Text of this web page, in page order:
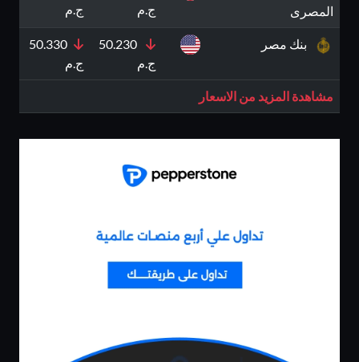
المصرى ج.م ج.م
بنك مصر
50.230
ج.م
50.330
ج.م
مشاهدة المزيد من الاسعار